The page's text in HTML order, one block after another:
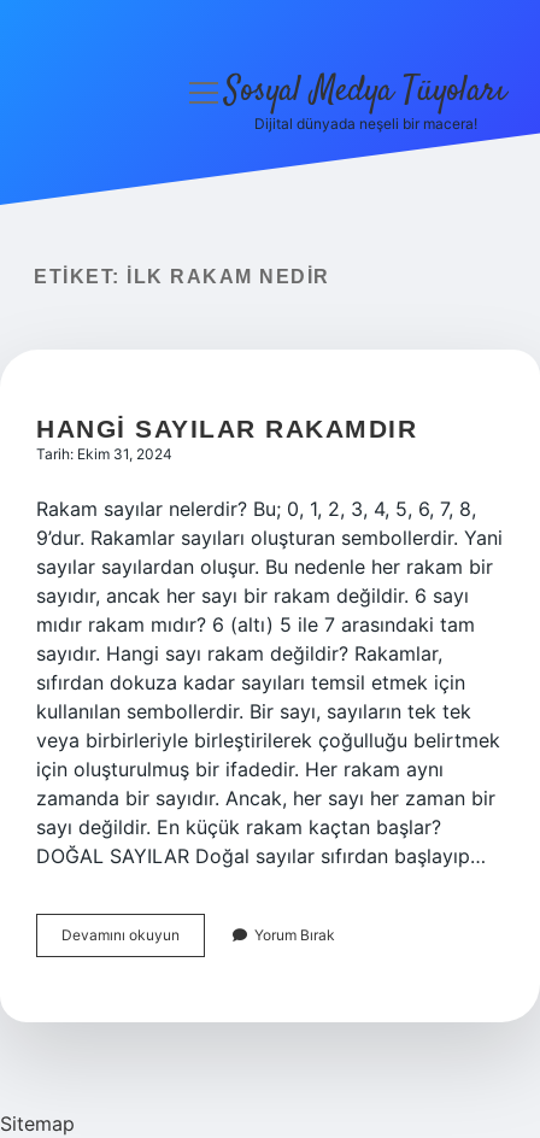
Yasal Uyarı
menüyüSosyal Medya Tüyoları
Dijital dünyada neşeli bir macera!
ETIKET: İLK RAKAM NEDIR
HANGI SAYILAR RAKAMDIR
Tarih: Ekim 31, 2024
Rakam sayılar nelerdir? Bu; 0, 1, 2, 3, 4, 5, 6, 7, 8,
9’dur. Rakamlar sayıları oluşturan sembollerdir. Yani
sayılar sayılardan oluşur. Bu nedenle her rakam bir
sayıdır, ancak her sayı bir rakam değildir. 6 sayı
mıdır rakam mıdır? 6 (altı) 5 ile 7 arasındaki tam
sayıdır. Hangi sayı rakam değildir? Rakamlar,
sıfırdan dokuza kadar sayıları temsil etmek için
kullanılan sembollerdir. Bir sayı, sayıların tek tek
veya birbirleriyle birleştirilerek çoğulluğu belirtmek
için oluşturulmuş bir ifadedir. Her rakam aynı
zamanda bir sayıdır. Ancak, her sayı her zaman bir
sayı değildir. En küçük rakam kaçtan başlar?
DOĞAL SAYILAR Doğal sayılar sıfırdan başlayıp…
Devamını okuyun
Sayılar
Yorum Bırak
Sitemap